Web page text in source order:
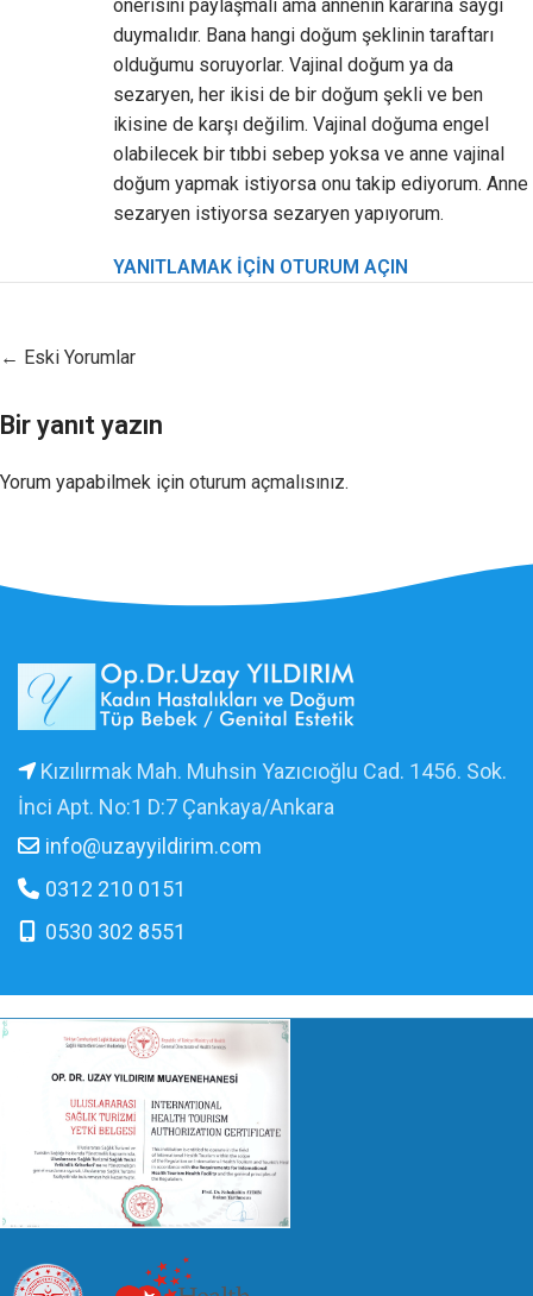
önerisini paylaşmalı ama annenin kararına saygı
duymalıdır. Bana hangi doğum şeklinin taraftarı
olduğumu soruyorlar. Vajinal doğum ya da
sezaryen, her ikisi de bir doğum şekli ve ben
ikisine de karşı değilim. Vajinal doğuma engel
olabilecek bir tıbbi sebep yoksa ve anne vajinal
doğum yapmak istiyorsa onu takip ediyorum. Anne
sezaryen istiyorsa sezaryen yapıyorum.
YANITLAMAK IÇIN OTURUM AÇIN
← Eski Yorumlar
Bir yanıt yazın
Yorum yapabilmek için oturum açmalısınız.
Kızılırmak Mah. Muhsin Yazıcıoğlu Cad. 1456. Sok.
İnci Apt. No:1 D:7 Çankaya/Ankara
info@uzayyildirim.com
0312 210 0151
0530 302 8551